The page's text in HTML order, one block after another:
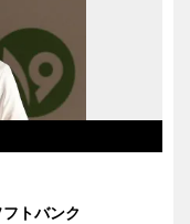
トバンク